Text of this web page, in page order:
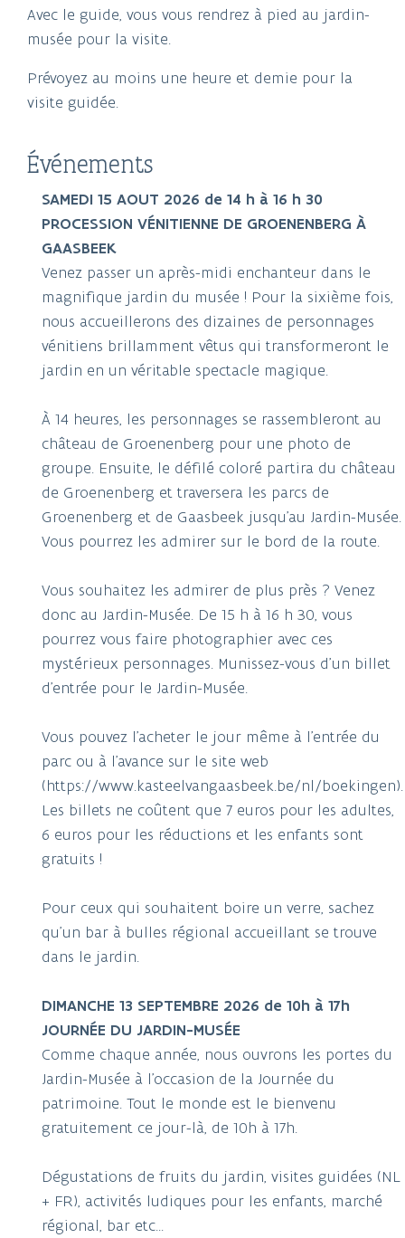
Avec le guide, vous vous rendrez à pied au jardin-
musée pour la visite.
Prévoyez au moins une heure et demie pour la
visite guidée.
Événements
SAMEDI 15 AOUT 2026 de 14 h à 16 h 30
PROCESSION VÉNITIENNE DE GROENENBERG À
GAASBEEK
Venez passer un après-midi enchanteur dans le
magnifique jardin du musée ! Pour la sixième fois,
nous accueillerons des dizaines de personnages
vénitiens brillamment vêtus qui transformeront le
jardin en un véritable spectacle magique.
À 14 heures, les personnages se rassembleront au
château de Groenenberg pour une photo de
groupe. Ensuite, le défilé coloré partira du château
de Groenenberg et traversera les parcs de
Groenenberg et de Gaasbeek jusqu'au Jardin-Musée.
Vous pourrez les admirer sur le bord de la route.
Vous souhaitez les admirer de plus près ? Venez
donc au Jardin-Musée. De 15 h à 16 h 30, vous
pourrez vous faire photographier avec ces
mystérieux personnages. Munissez-vous d'un billet
d'entrée pour le Jardin-Musée.
Vous pouvez l'acheter le jour même à l'entrée du
parc ou à l'avance sur le site web
(https://www.kasteelvangaasbeek.be/nl/boekingen).
Les billets ne coûtent que 7 euros pour les adultes,
6 euros pour les réductions et les enfants sont
gratuits !
Pour ceux qui souhaitent boire un verre, sachez
qu'un bar à bulles régional accueillant se trouve
dans le jardin.
DIMANCHE 13 SEPTEMBRE 2026 de 10h à 17h
JOURNÉE DU JARDIN-MUSÉE
Comme chaque année, nous ouvrons les portes du
Jardin-Musée à l'occasion de la Journée du
patrimoine. Tout le monde est le bienvenu
gratuitement ce jour-là, de 10h à 17h.
Dégustations de fruits du jardin, visites guidées (NL
+ FR), activités ludiques pour les enfants, marché
régional, bar etc...